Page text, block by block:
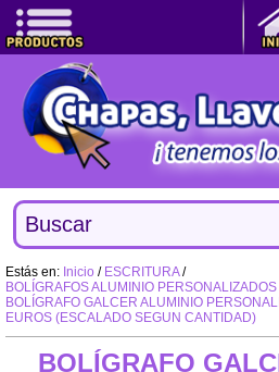
Estás en: Inicio / ESCRITURA/
BOLÍGRAFOS ALUMINIO
BOLÍGRAFO GALCER ALUMINIO
EUROS (ESCALADO SEGUN CANTIDAD)
BOLÍGRAFO